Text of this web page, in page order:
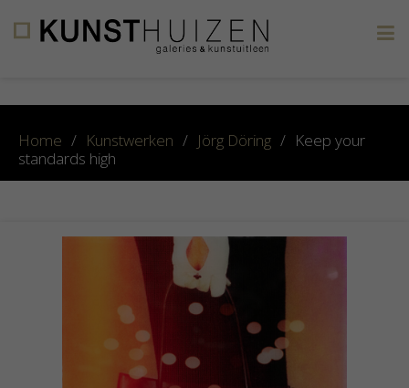
Home / Kunstwerken / Jörg Döring / Keep your
standards high